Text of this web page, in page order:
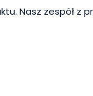
Nasz zespół z